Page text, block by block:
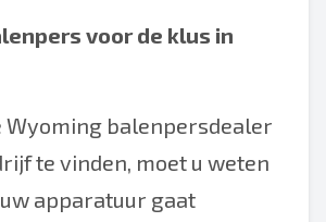
voor de klus in
Wyoming balenpersdealer
te vinden, moet u weten
apparatuur gaat